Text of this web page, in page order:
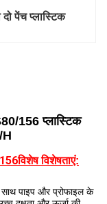
पेंच प्लास्टिक
156 प्लास्टिक
विशेष विशेषताएं:
साथ पाइप और प्रोफाइल के